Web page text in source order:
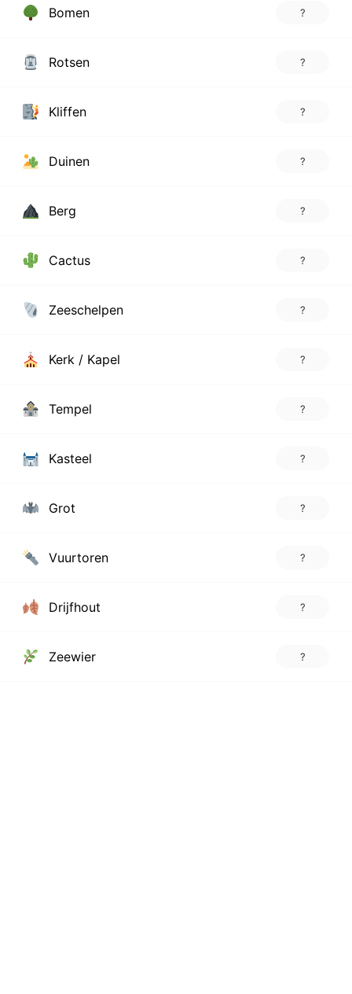
Bomen ?
Rotsen ?
Kliffen ?
Duinen ?
Berg ?
Cactus ?
Zeeschelpen ?
Kerk / Kapel ?
Tempel ?
Kasteel ?
Grot ?
Vuurtoren ?
Drijfhout ?
Zeewier ?